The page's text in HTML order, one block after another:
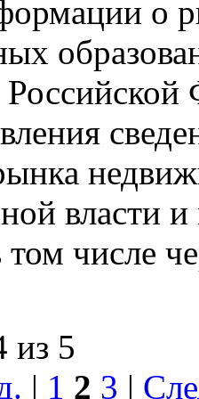
о
власти
числе
из 5
| 1 2 3 |